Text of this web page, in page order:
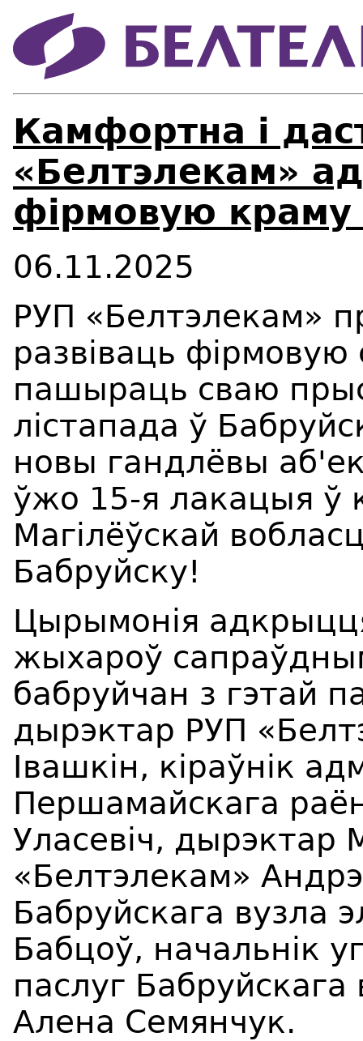
Камфортна і
«Белтэлекам»
фірмовую краму
06.11.2025
РУП «Белтэлекам»
развіваць
пашыраць сваю
лістапада ў
новы гандлёвы
ўжо 15-я лакацыя ў
Магілёўскай
Бабруйску!
Цырымонія
жыхароў
бабруйчан з гэтай
дырэктар РУП
Івашкін, кіраўнік
Першамайскага
Уласевіч, дырэктар
«Белтэлекам»
Бабруйскага вузла
Бабцоў, начальнік
паслуг Бабруйскага
Алена Семянчук.